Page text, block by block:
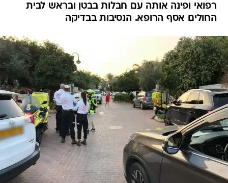
רפואי ופינה אותה עם חבלות בבטן ובראש לבית
החולים אסף הרופא. הנסיבות בבדיקה